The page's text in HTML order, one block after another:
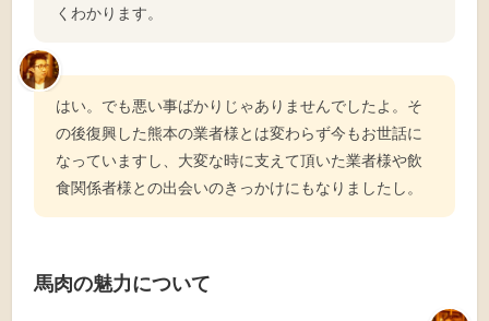
くわかります。
はい。でも悪い事ばかりじゃありませんでしたよ。そ
の後復興した熊本の業者様とは変わらず今もお世話に
なっていますし、大変な時に支えて頂いた業者様や飲
食関係者様との出会いのきっかけにもなりましたし。
馬肉の魅力について